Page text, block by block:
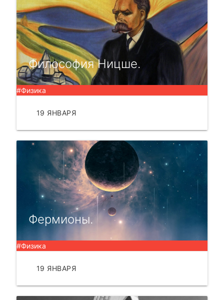
Философия Ницше.
#Физика
19 ЯНВАРЯ
Фермионы.
#Физика
19 ЯНВАРЯ